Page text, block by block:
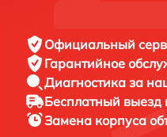
Официальный
Гарантийное
Диагностика за
Бесплатный выезд
Замена корпуса